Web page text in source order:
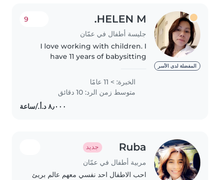
المفضلة لدى الأسر
HELEN M.
جليسة أطفال في عمّان
9
I love working with children. I
have 11 years of babysitting
babies and toddlers. I also have
experience with children with
special needs, particularly,..
الخبرة: > 11 عامًا
متوسط زمن الرد: 10 دقائق
Ruba جديد
مربية أطفال في عمّان
احب الاطفال احد نفسي معهم عالم بريئ